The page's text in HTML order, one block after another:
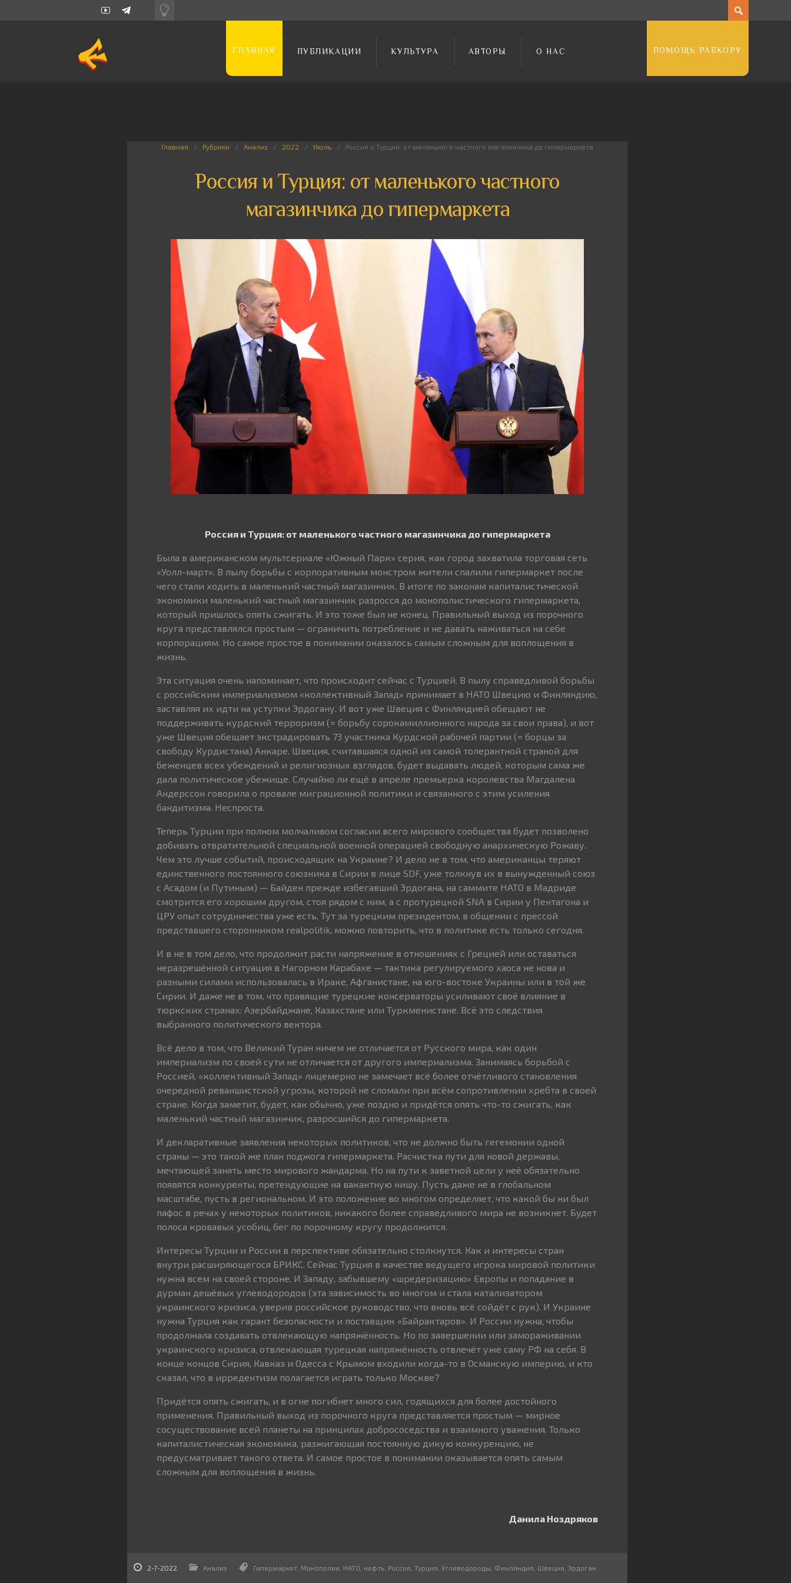
ГЛАВНАЯ ПУБЛИКАЦИИ КУЛЬТУРА АВТОРЫ О НАС ПОМОЩЬ РАБКОРУ
Главная Рубрики Анализ 2022 Июль Россия и Турция: от маленького частного магазинчика до гипермаркета
Россия и Турция: от маленького частного
магазинчика до гипермаркета
Россия и Турция: от маленького частного магазинчика до гипермаркета
Была в американском мультсериале «Южный Парк» серия, как город захватила торговая сеть
«Уолл-март». В пылу борьбы с корпоративным монстром жители спалили гипермаркет после
чего стали ходить в маленький частный магазинчик. В итоге по законам капиталистической
экономики маленький частный магазинчик разросся до монополистического гипермаркета,
который пришлось опять сжигать. И это тоже был не конец. Правильный выход из порочного
круга представлялся простым — ограничить потребление и не давать наживаться на себе
корпорациям. Но самое простое в понимании оказалось самым сложным для воплощения в
жизнь.
Эта ситуация очень напоминает, что происходит сейчас с Турцией. В пылу справедливой борьбы
с российским империализмом «коллективный Запад» принимает в НАТО Швецию и Финляндию,
заставляя их идти на уступки Эрдогану. И вот уже Швеция с Финляндией обещают не
поддерживать курдский терроризм (= борьбу сорокамиллионного народа за свои права), и вот
уже Швеция обещает экстрадировать 73 участника Курдской рабочей партии (= борцы за
свободу Курдистана) Анкаре. Швеция, считавшаяся одной из самой толерантной страной для
беженцев всех убеждений и религиозных взглядов, будет выдавать людей, которым сама же
дала политическое убежище. Случайно ли ещё в апреле премьерка королевства Магдалена
Андерссон говорила о провале миграционной политики и связанного с этим усиления
бандитизма. Неспроста.
Теперь Турции при полном молчаливом согласии всего мирового сообщества будет позволено
добивать отвратительной специальной военной операцией свободную анархическую Рожаву.
Чем это лучше событий, происходящих на Украине? И дело не в том, что американцы теряют
единственного постоянного союзника в Сирии в лице SDF, уже толкнув их в вынужденный союз
с Асадом (и Путиным) — Байден прежде избегавший Эрдогана, на саммите НАТО в Мадриде
смотрится его хорошим другом, стоя рядом с ним, а с протурецкой SNA в Сирии у Пентагона и
ЦРУ опыт сотрудничества уже есть. Тут за турецким президентом, в общении с прессой
представшего сторонником realpolitik, можно повторить, что в политике есть только сегодня.
И в не в том дело, что продолжит расти напряжение в отношениях с Грецией или оставаться
неразрешённой ситуация в Нагорном Карабахе — тактика регулируемого хаоса не нова и
разными силами использовалась в Ираке, Афганистане, на юго-востоке Украины или в той же
Сирии. И даже не в том, что правящие турецкие консерваторы усиливают своё влияние в
тюркских странах: Азербайджане, Казахстане или Туркменистане. Всё это следствия
выбранного политического вектора.
Всё дело в том, что Великий Туран ничем не отличается от Русского мира, как один
империализм по своей сути не отличается от другого империализма. Занимаясь борьбой с
Россией, «коллективный Запад» лицемерно не замечает всё более отчётливого становления
очередной реваншистской угрозы, которой не сломали при всём сопротивлении хребта в своей
стране. Когда заметит, будет, как обычно, уже поздно и придётся опять что-то сжигать, как
маленький частный магазинчик, разросшийся до гипермаркета.
И декларативные заявления некоторых политиков, что не должно быть гегемонии одной
страны — это такой же план поджога гипермаркета. Расчистка пути для новой державы,
мечтающей занять место мирового жандарма. Но на пути к заветной цели у неё обязательно
появятся конкуренты, претендующие на вакантную нишу. Пусть даже не в глобальном
масштабе, пусть в региональном. И это положение во многом определяет, что какой бы ни был
пафос в речах у некоторых политиков, никакого более справедливого мира не возникнет. Будет
полоса кровавых усобиц, бег по порочному кругу продолжится.
Интересы Турции и России в перспективе обязательно столкнутся. Как и интересы стран
внутри расширяющегося БРИКС. Сейчас Турция в качестве ведущего игрока мировой политики
нужна всем на своей стороне. И Западу, забывшему «шредеризацию» Европы и попадание в
дурман дешёвых углеводородов (эта зависимость во многом и стала катализатором
украинского кризиса, уверив российское руководство, что вновь всё сойдёт с рук). И Украине
нужна Турция как гарант безопасности и поставщик «Байрактаров». И России нужна, чтобы
продолжала создавать отвлекающую напряжённость. Но по завершении или замораживании
украинского кризиса, отвлекающая турецкая напряжённость отвлечёт уже саму РФ на себя. В
конце концов Сирия, Кавказ и Одесса с Крымом входили когда-то в Османскую империю, и кто
сказал, что в ирредентизм полагается играть только Москве?
Придётся опять сжигать, и в огне погибнет много сил, годящихся для более достойного
применения. Правильный выход из порочного круга представляется простым — мирное
сосуществование всей планеты на принципах добрососедства и взаимного уважения. Только
капиталистическая экономика, разжигающая постоянную дикую конкуренцию, не
предусматривает такого ответа. И самое простое в понимании оказывается опять самым
сложным для воплощения в жизнь.
Данила Ноздряков
2-7-2022 Анализ Гипермаркет Монополии НАТО нефть Россия Турция Углеводороды Финляндия Швеция Эрдоган